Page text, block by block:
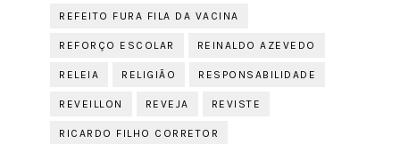
REFEITO FURA FILA DA VACINA
REFORÇO ESCOLAR REINALDO AZEVEDO
RELEIA RELIGIÃO RESPONSABILIDADE
REVEILLON REVEJA REVISTE
RICARDO FILHO CORRETOR